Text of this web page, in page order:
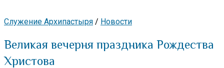
Служение Архипастыря / Новости
Великая вечерня праздника Рождества
Христова